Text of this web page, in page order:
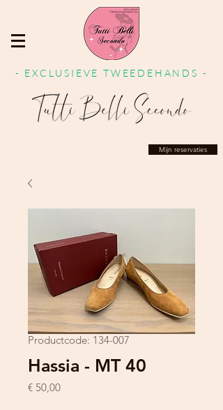
- EXCLUSIEVE TWEEDEHANDS -
Mijn reservaties
Productcode: 134-007
Hassia - MT 40
€ 50,00Prijs